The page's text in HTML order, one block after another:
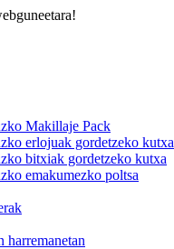
Makillaje Pack
erlojuak gordetzeko kutxa
bitxiak gordetzeko kutxa
emakumezko poltsa
harremanetan